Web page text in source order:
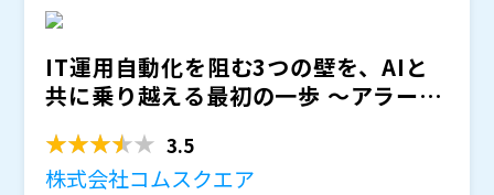
ynatraceを活用したAIによる自動的な根本原因分析か
を解説します。
技術本部長 黒岩 宣隆氏 Sun Microsystemsにおいて
プリセールス兼 Java エバンジェリストとして活動。
の開発サポートやプロジェクトマネージャとしてシステ
ム導入・開発支援に従事。2010年からVMwareにて仮
ート。 AIや自動化で突破し、「担当者頼みの消火活
動」から「組織で回る自律的なインシデント運用」へ転
IT運用自動化を阻む3つの壁を、AIと
共に乗り越える最初の一歩 ～アラート
3.5
株式会社コムスクエア